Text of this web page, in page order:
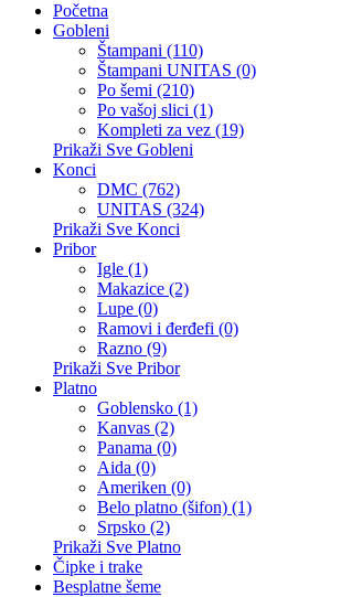
Početna
Gobleni
Štampani (110)
Štampani UNITAS (0)
Po šemi (210)
Po vašoj slici (1)
Kompleti za vez (19)
Prikaži Sve Gobleni
Konci
DMC (762)
UNITAS (324)
Prikaži Sve Konci
Pribor
Igle (1)
Makazice (2)
Lupe (0)
Ramovi i đerđefi (0)
Razno (9)
Prikaži Sve Pribor
Platno
Goblensko (1)
Kanvas (2)
Panama (0)
Aida (0)
Ameriken (0)
Belo platno (šifon) (1)
Srpsko (2)
Prikaži Sve Platno
Čipke i trake
Besplatne šeme